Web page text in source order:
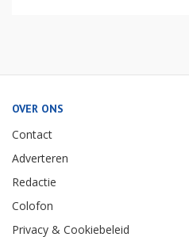
OVER ONS
Contact
Adverteren
Redactie
Colofon
Privacy & Cookiebeleid